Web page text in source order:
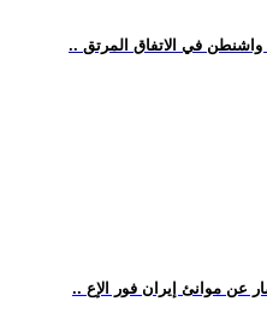
واشنطن في الاتفاق المرتق
عن موانئ إيران فور الإع